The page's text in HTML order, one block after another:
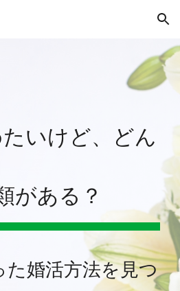
Skip to navigation
いけど、どん
がある？
た婚活方法を見つ